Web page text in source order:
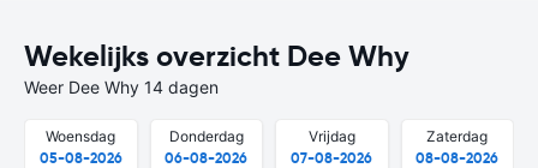
Wekelijks overzicht Dee Why
Weer Dee Why 14 dagen
Woensdag
05-08-2026
Donderdag
06-08-2026
Vrijdag
07-08-2026
Zaterdag
08-08-2026